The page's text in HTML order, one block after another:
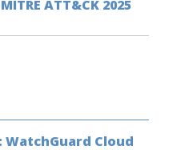
ATT&CK 2025
WatchGuard Cloud